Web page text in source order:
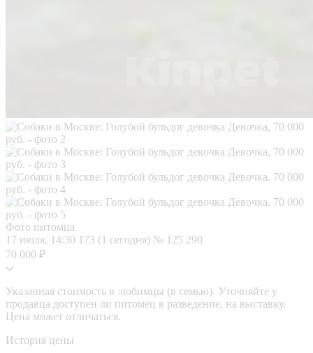
Фото питомца
17 июля, 14:30 173 (1 сегодня) № 125 290
70 000 ₽
Указанная стоимость в любимцы (в семью). Уточняйте у
продавца доступен ли питомец в разведение, на выставку.
Цена может отличаться.
История цены